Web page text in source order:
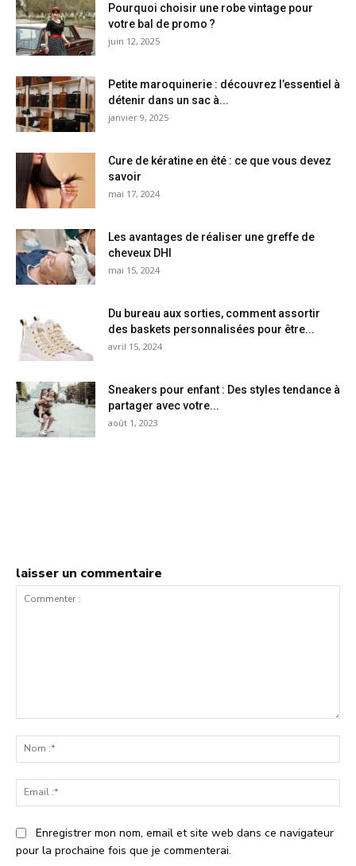
Pourquoi choisir une robe vintage pour
votre bal de promo ?
juin 12, 2025
Petite maroquinerie : découvrez l’essentiel à
détenir dans un sac à...
janvier 9, 2025
Cure de kératine en été : ce que vous devez
savoir
mai 17, 2024
Les avantages de réaliser une greffe de
cheveux DHI
mai 15, 2024
Du bureau aux sorties, comment assortir
des baskets personnalisées pour être...
avril 15, 2024
Sneakers pour enfant : Des styles tendance à
partager avec votre...
août 1, 2023
laisser un commentaire
:*
:*
Enregistrer mon nom, email et site web dans ce navigateur
pour la prochaine fois que je commenterai.